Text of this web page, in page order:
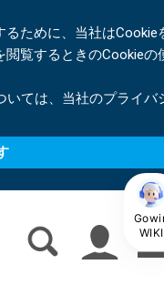
ために、当社はCookie
覧するときのCookieの
いては、当社のプライバ
WIKI